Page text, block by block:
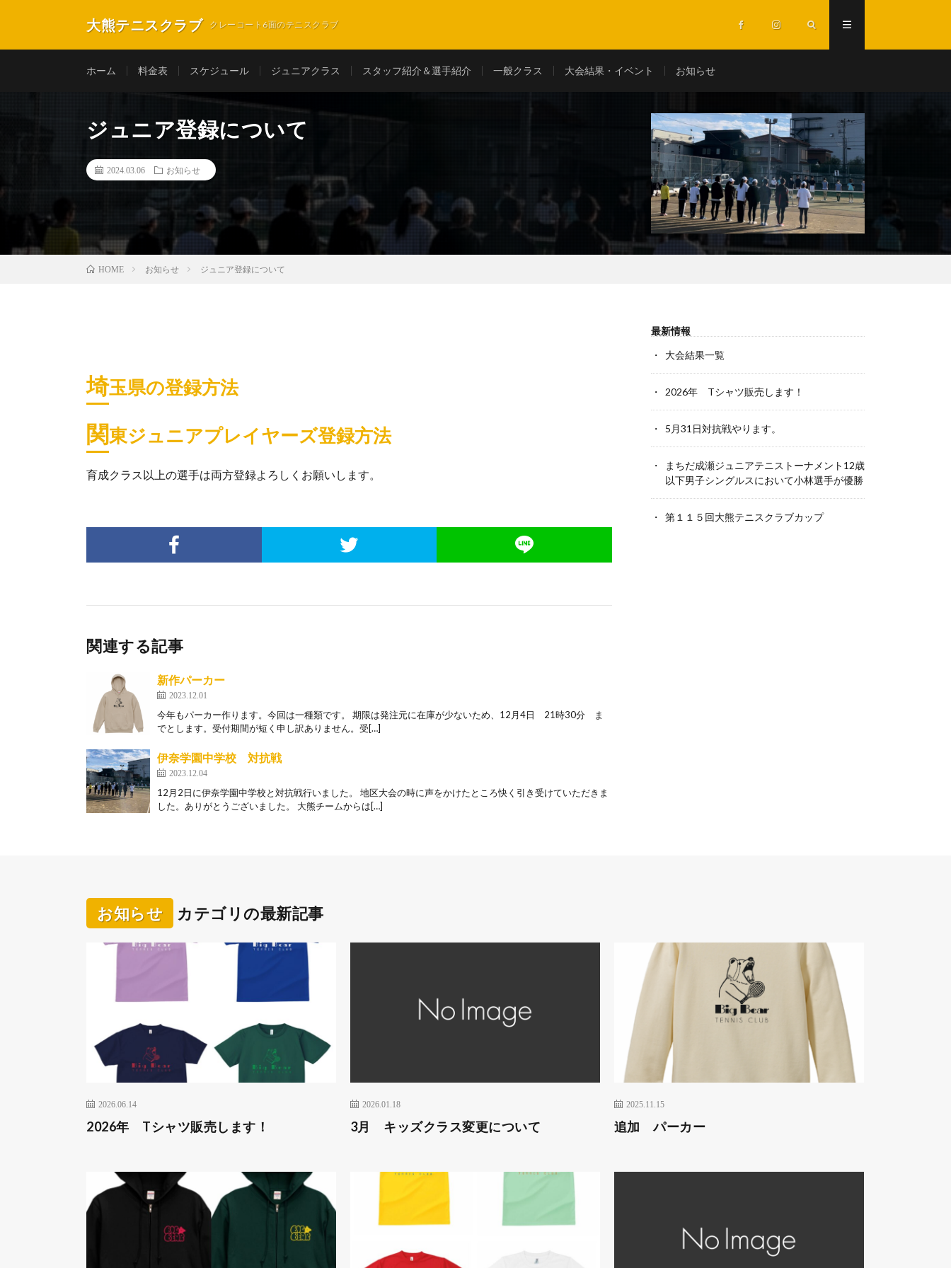
大熊テニスクラブ クレーコート6面のテニスクラブ
ホーム 料金表 スケジュール ジュニアクラス スタッフ紹介＆選手紹介 一般クラス 大会結果・イベント お知らせ
ジュニア登録について
2024.03.06 お知らせ
HOME お知らせ ジュニア登録について
埼玉県の登録方法
関東ジュニアプレイヤーズ登録方法
育成クラス以上の選手は両方登録よろしくお願いします。
関連する記事
新作パーカー
2023.12.01
今年もパーカー作ります。今回は一種類です。 期限は発注元に在庫が少ないため、12月4日 21時30分 ま
でとします。受付期間が短く申し訳ありません。受[…]
伊奈学園中学校 対抗戦
2023.12.04
12月2日に伊奈学園中学校と対抗戦行いました。 地区大会の時に声をかけたところ快く引き受けていただきま
した。ありがとうございました。 大熊チームからは[…]
最新情報
大会結果一覧
2026年 Tシャツ販売します！
5月31日対抗戦やります。
まちだ成瀬ジュニアテニストーナメント12歳
以下男子シングルスにおいて小林選手が優勝
第１１５回大熊テニスクラブカップ
お知らせ カテゴリの最新記事
2026.06.14
2026年 Tシャツ販売します！
2026.01.18
3月 キッズクラス変更について
2025.11.15
追加 パーカー